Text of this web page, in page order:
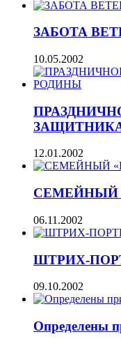
ЗАБОТА
10.05.2002
12.01.2002
СЕМЕЙНЫЙ
06.11.2002
ШТРИХ-
09.10.2002
Определены